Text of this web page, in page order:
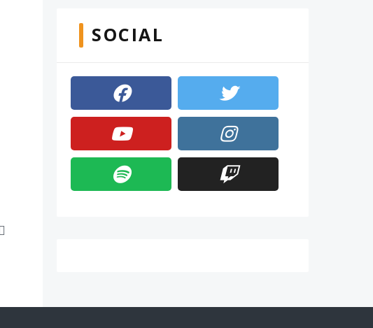
SOCIAL